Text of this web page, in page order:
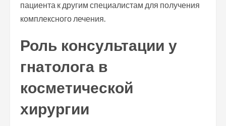
пациента к другим специалистам для получения
комплексного лечения.
Роль консультации у
гнатолога в
косметической
хирургии